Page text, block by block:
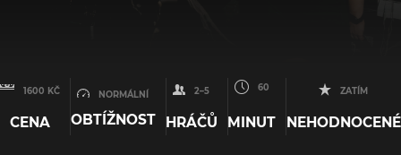
1600 KČ
CENA
NORMÁLNÍ
OBTÍŽNOST
2–5
HRÁČŮ
60
MINUT
ZATÍM
NEHODNOCENÉ